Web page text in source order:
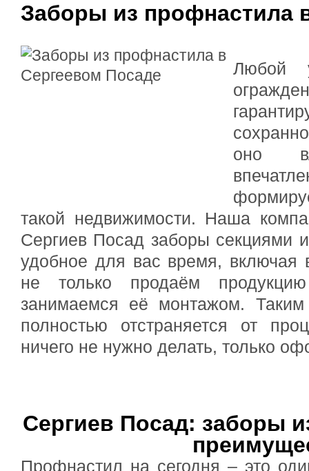
Заборы из профнастила
Любой
оно
такой недвижимости. Наша
Сергиев Посад заборы секциями
удобное для вас время,
не только продаём
занимаемся её монтажом. Таким
полностью отстраняется от
ничего не нужно делать, только
Сергиев Посад: заборы
Профнастил на сегодня – это